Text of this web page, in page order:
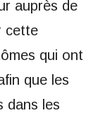
auprès de
cette
qui ont
que les
dans les